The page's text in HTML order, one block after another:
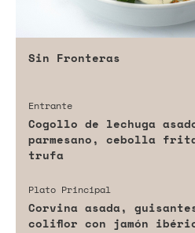
Sin Fronteras
Entrante
Cogollo de lechuga
parmesano, cebolla
trufa
Plato Principal
Corvina asada,
coliflor con jamón